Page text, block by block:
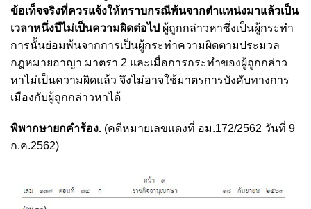
ข้อเท็จจริงที่ควรแจ้งให้ทราบกรณีพ้นจากตำแหน่งมาแล้วเป็น
เวลาหนึ่งปีไม่เป็นความผิดต่อไป ผู้ถูกกล่าวหาซึ่งเป็นผู้กระทำ
การนั้นย่อมพ้นจากการเป็นผู้กระทำความผิดตามประมวล
กฎหมายอาญา มาตรา 2 และเมื่อการกระทำของผู้ถูกกล่าว
หาไม่เป็นความผิดแล้ว จึงไม่อาจใช้มาตรการบังคับทางการ
เมืองกับผู้ถูกกล่าวหาได้
พิพากษายกคำร้อง. (คดีหมายเลขแดงที่ อม.172/2562 วันที่ 9
ก.ค.2562)